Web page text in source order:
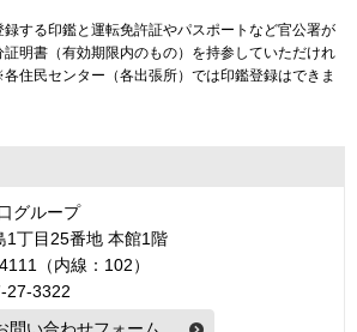
する印鑑と運転免許証やパスポートなど官公署が
明書（有効期限内のもの）を持参していただけれ
住民センター（各出張所）では印鑑登録はできま
グループ
丁目25番地 本館1階
（内線：102）
27-3322